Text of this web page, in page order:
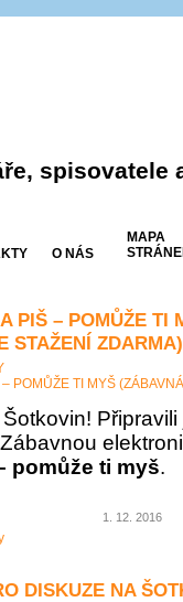
spisovatele
O NÁS
MAPA
PIŠ – POMŮŽE TI
STAŽENÍ ZDARMA)
– POMŮŽE TI MYŠ
pomůže ti myš.
1. 12. 2016
DISKUZE NA